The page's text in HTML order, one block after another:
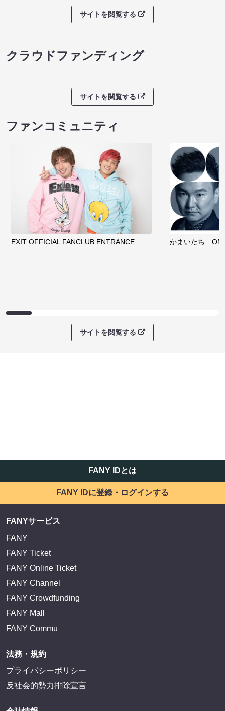
サイトを閲覧する
クラウドファンディング
サイトを閲覧する
ファンコミュニティ
EXIT OFFICIAL FANCLUB ENTRANCE かまいたち
サイトを閲覧する
FANY IDとは
FANY IDに登録・ログインする
FANYサービス
FANY
FANY Ticket
FANY Online Ticket
FANY Channel
FANY Crowdfunding
FANY Mall
FANY Commu
法務・規約
プライバシーポリシー
反社会的勢力排除宣言